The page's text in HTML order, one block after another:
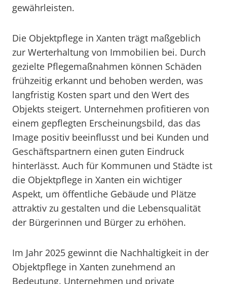
gewährleisten.
Die Objektpflege in Xanten trägt maßgeblich
zur Werterhaltung von Immobilien bei. Durch
gezielte Pflegemaßnahmen können Schäden
frühzeitig erkannt und behoben werden, was
langfristig Kosten spart und den Wert des
Objekts steigert. Unternehmen profitieren von
einem gepflegten Erscheinungsbild, das das
Image positiv beeinflusst und bei Kunden und
Geschäftspartnern einen guten Eindruck
hinterlässt. Auch für Kommunen und Städte ist
die Objektpflege in Xanten ein wichtiger
Aspekt, um öffentliche Gebäude und Plätze
attraktiv zu gestalten und die Lebensqualität
der Bürgerinnen und Bürger zu erhöhen.
Im Jahr 2025 gewinnt die Nachhaltigkeit in der
Objektpflege in Xanten zunehmend an
Bedeutung. Unternehmen und private